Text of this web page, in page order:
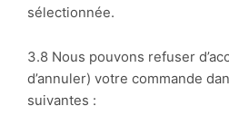
sélectionnée.
3.8 Nous pouvons refuser
d’annuler) votre commande
suivantes :